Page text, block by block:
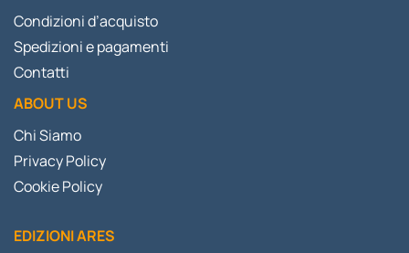
Condizioni d’acquisto
Spedizioni e pagamenti
Contatti
ABOUT US
Chi Siamo
Privacy Policy
Cookie Policy
EDIZIONI ARES